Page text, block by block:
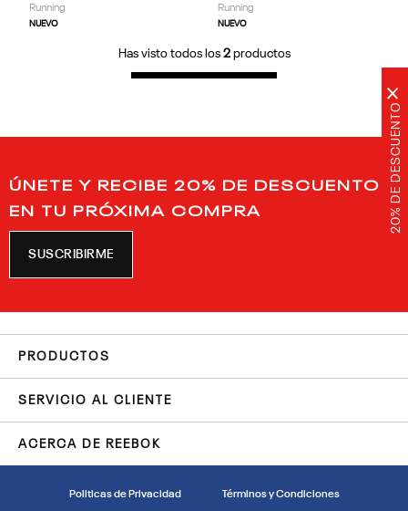
20% DE DESCUENTO
×
Running
NUEVO
Running
NUEVO
Has visto todos los 2productos
ÚNETE Y RECIBE 20% DE DESCUENTO
EN TU PRÓXIMA COMPRA
SUSCRIBIRME
PRODUCTOS
SERVICIO AL CLIENTE
ACERCA DE REEBOK
Politicas de Privacidad Términos y Condiciones